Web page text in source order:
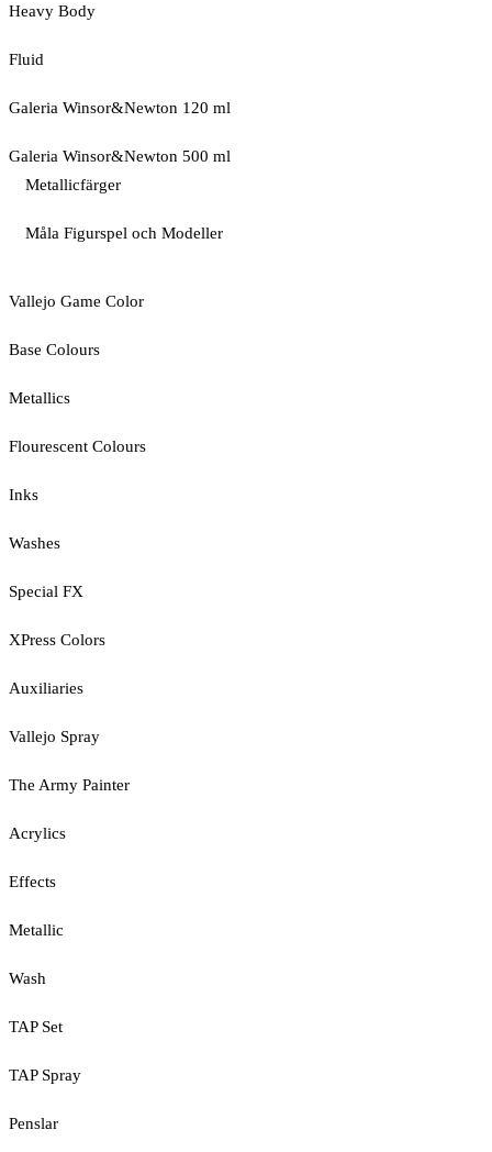
Heavy Body
Fluid
Galeria Winsor&Newton 120 ml
Galeria Winsor&Newton 500 ml
Metallicfärger
Måla Figurspel och Modeller
Vallejo Game Color
Base Colours
Metallics
Flourescent Colours
Inks
Washes
Special FX
XPress Colors
Auxiliaries
Vallejo Spray
The Army Painter
Acrylics
Effects
Metallic
Wash
TAP Set
TAP Spray
Penslar